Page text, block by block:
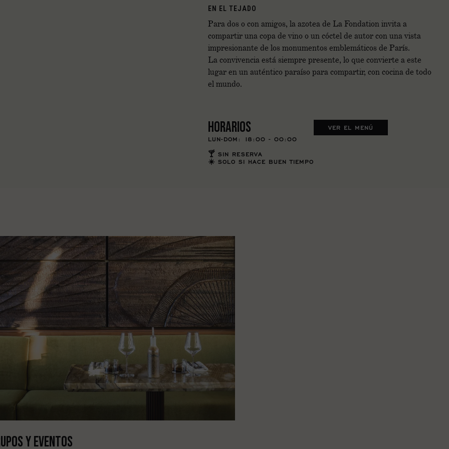
EN EL TEJADO
Para dos o con amigos, la azotea de La Fondation invita a
compartir una copa de vino o un cóctel de autor con una vista
impresionante de los monumentos emblemáticos de París.
La convivencia está siempre presente, lo que convierte a este
lugar en un auténtico paraíso para compartir, con cocina de todo
el mundo.
HORARIOS
LUN-DOM: 18:00 - 00:00
🍸 SIN RESERVA
☀️ SOLO SI HACE BUEN TIEMPO
VER EL MENÚ
y eventos